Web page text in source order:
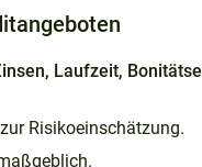
Laufzeit,
zur Risikoeinschätzung.